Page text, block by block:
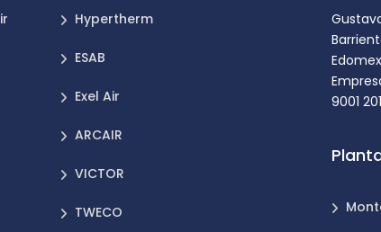
Hypertherm
ESAB
Exel Air
ARCAIR
VICTOR
TWECO
9001